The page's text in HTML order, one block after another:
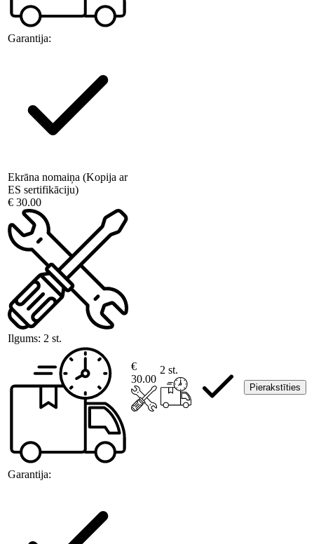
Garantija:
Ekrāna nomaiņa (Kopija ar
ES sertifikāciju)
€ 30.00
Ilgums: 2 st.
Garantija:
€
30.00
2 st.
Pierakstīties